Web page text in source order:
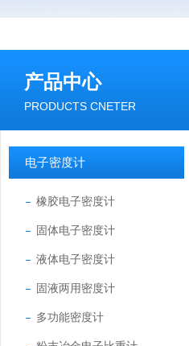
产品中心
PRODUCTS CNETER
电子密度计
橡胶电子密度计
固体电子密度计
液体电子密度计
固液两用密度计
多功能密度计